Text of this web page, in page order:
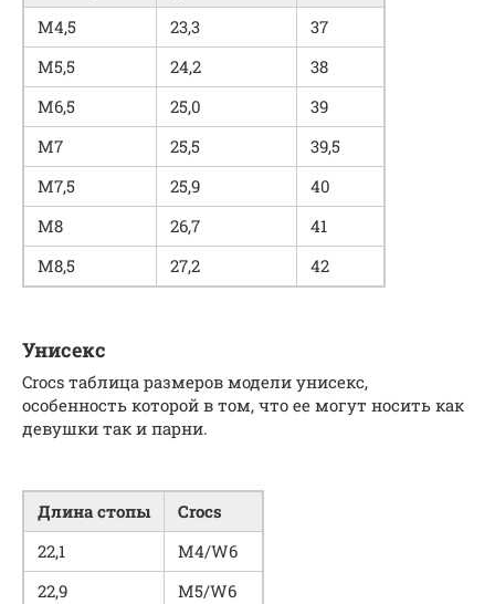
М4,5
23,3
37
М5,5
24,2
38
М6,5
25,0
39
М7
25,5
39,5
М7,5
25,9
40
М8
26,7
41
М8,5
27,2 42
Унисекс
Crocs таблица размеров модели унисекс,
особенность которой в том, что ее могут носить как
девушки так и парни.
Длина стопы
Crocs
22,1
M4/W6
22,9
M5/W6